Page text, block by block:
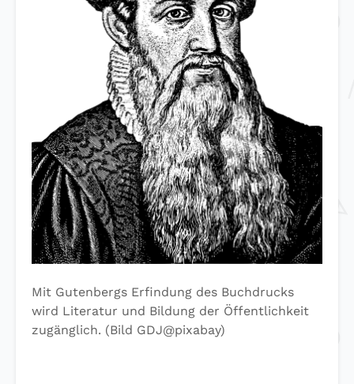
Mit Gutenbergs Erfindung des Buchdrucks
wird Literatur und Bildung der Öffentlichkeit
zugänglich. (Bild GDJ@pixabay)